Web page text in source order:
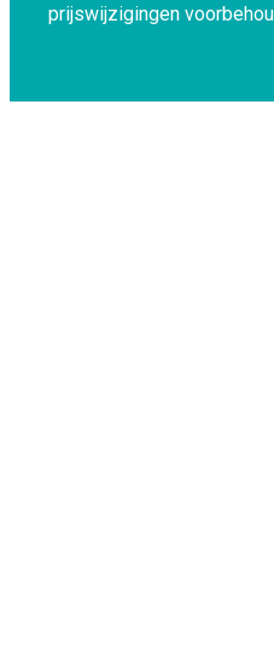
prijswijzigingen